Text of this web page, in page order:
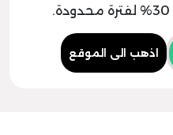
اذهب الى الموقع